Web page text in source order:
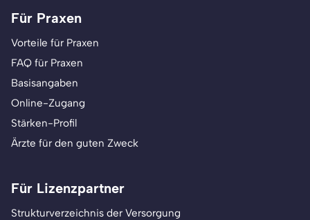
Für Praxen
Vorteile für Praxen
FAQ für Praxen
Basisangaben
Online-Zugang
Stärken-Profil
Ärzte für den guten Zweck
Für Lizenzpartner
Strukturverzeichnis der Versorgung